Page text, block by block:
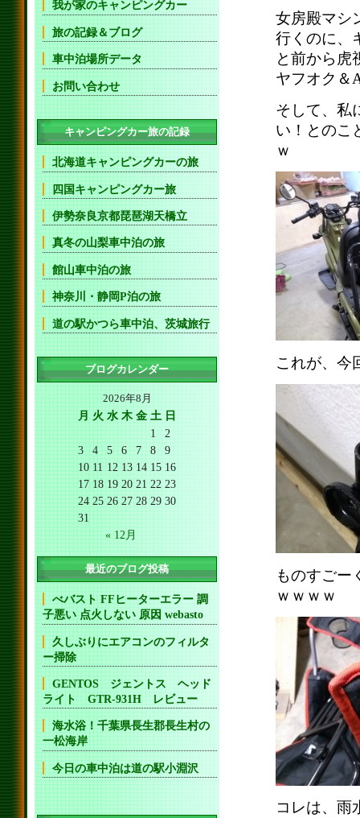
女房殿マシ
行くのに、
と前から虎
ヤフオク＆
そして、私
い！とのこ
ｗ
これが、今
ものすごー
ｗｗｗｗ
コレは、雨
我が家のキャンピングカー
旅の記録＆ブログ
車中泊場所データ
お問い合わせ
キャンピングカー旅の記録
北海道キャンピングカーの旅
四国キャンピングカー旅
伊勢奈良京都琵琶湖天橋立
真冬の山梨車中泊の旅
館山車中泊の旅
神奈川・静岡P泊の旅
道の駅かつら車中泊、茨城旅行
ブログカレンダー
2026年8月
月 火 水 木 金 土 日
1
2
3
4 5 6 7 8
9
10 11 12 13 14 15 16
17 18 19 20 21 22 23
24 25 26 27 28 29 30
31
« 12月
最近のブログ投稿
べバスト FFヒーターエラー 調
子悪い 点火しない 原因 webasto
久しぶりにエアコンのフィルタ
ー掃除
GENTOS ジェントス ヘッド
ライト GTR-931H レビュー
海水浴！千葉県長生郡長生村の
一松海岸
今日の車中泊は道の駅小淵沢